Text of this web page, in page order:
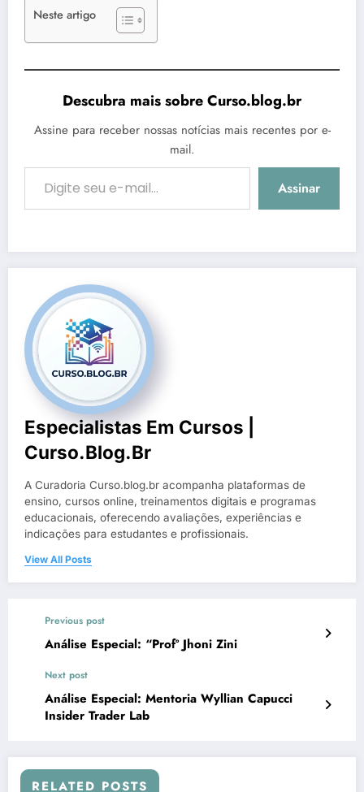
Neste artigo
Descubra mais sobre Curso.blog.br
Assine para receber nossas notícias mais recentes por e-
mail.
Digite seu e-mail…
Assinar
Especialistas Em Cursos |
Curso.blog.br
A Curadoria Curso.blog.br acompanha plataformas de
ensino, cursos online, treinamentos digitais e programas
educacionais, oferecendo avaliações, experiências e
indicações para estudantes e profissionais.
View All Posts
Previous post
Análise Especial: “Profº Jhoni Zini
Next post
Análise Especial: Mentoria Wyllian Capucci
Insider Trader Lab
RELATED POSTS